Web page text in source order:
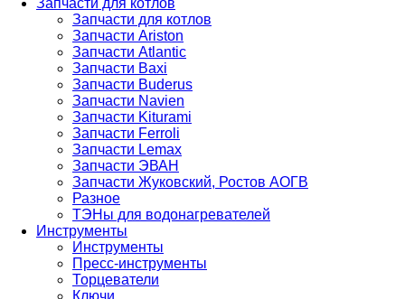
Запчасти для котлов
Запчасти для котлов
Запчасти Ariston
Запчасти Atlantic
Запчасти Baxi
Запчасти Buderus
Запчасти Navien
Запчасти Kiturami
Запчасти Ferroli
Запчасти Lemax
Запчасти ЭВАН
Запчасти Жуковский, Ростов АОГВ
Разное
ТЭНы для водонагревателей
Инструменты
Инструменты
Пресс-инструменты
Торцеватели